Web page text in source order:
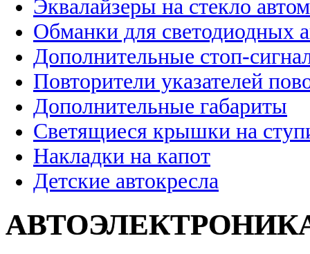
Эквалайзеры на стекло
Обманки для светодиодных
Дополнительные стоп-
Повторители указателей
Дополнительные габариты
Светящиеся крышки на
Накладки на капот
Детские автокресла